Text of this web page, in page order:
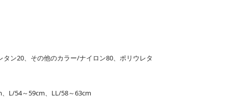
ン20、その他のカラー/ナイロン80、ポリウレタ
L/54～59cm、LL/58～63cm